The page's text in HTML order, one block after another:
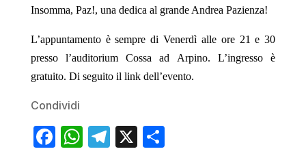
Insomma, Paz!, una dedica al grande Andrea Pazienza!
L’appuntamento è sempre di Venerdì alle ore 21 e 30
presso l’auditorium Cossa ad Arpino. L’ingresso è
gratuito. Di seguito il link dell’evento.
Condividi
Facebook
WhatsApp
Telegram
X Condividi